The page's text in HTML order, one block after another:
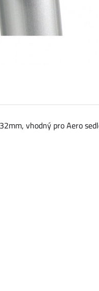
vhodný pro Aero